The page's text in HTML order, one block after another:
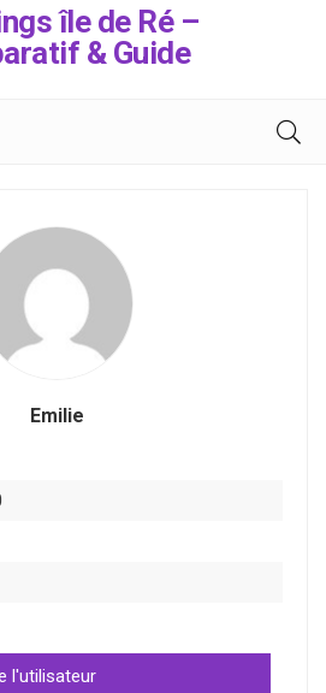
île de Ré –
& Guide
Emilie
l'utilisateur